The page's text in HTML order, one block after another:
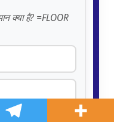
क्या है? =FLOOR